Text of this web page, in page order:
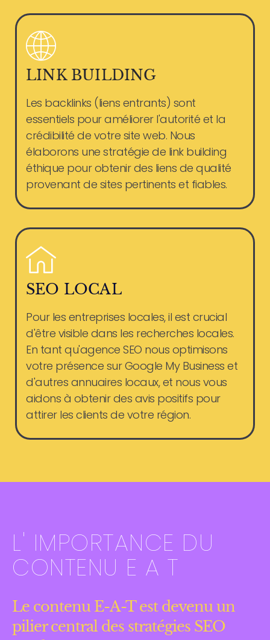
LINK BUILDING
Les backlinks (liens entrants) sont
essentiels pour améliorer l'autorité et la
crédibilité de votre site web. Nous
élaborons une stratégie de link building
éthique pour obtenir des liens de qualité
provenant de sites pertinents et fiables.
SEO LOCAL
Pour les entreprises locales, il est crucial
d'être visible dans les recherches locales.
En tant qu'agence SEO nous optimisons
votre présence sur Google My Business et
d'autres annuaires locaux, et nous vous
aidons à obtenir des avis positifs pour
attirer les clients de votre région.
L' IMPORTANCE DU
CONTENU E A T
Le contenu E-A-T est devenu un
pilier central des stratégies SEO